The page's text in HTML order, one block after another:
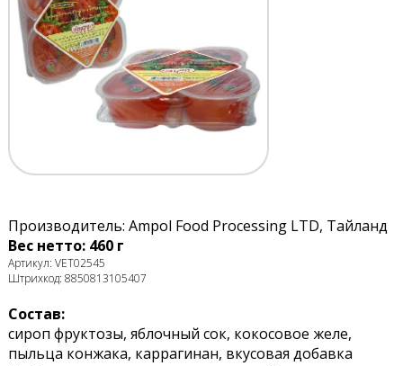
Производитель: Ampol Food Processing LTD, Тайланд
Вес нетто: 460 г
Артикул: VET02545
Штрихкод: 8850813105407
Состав:
сироп фруктозы, яблочный сок, кокосовое желе,
пыльца конжака, каррагинан, вкусовая добавка